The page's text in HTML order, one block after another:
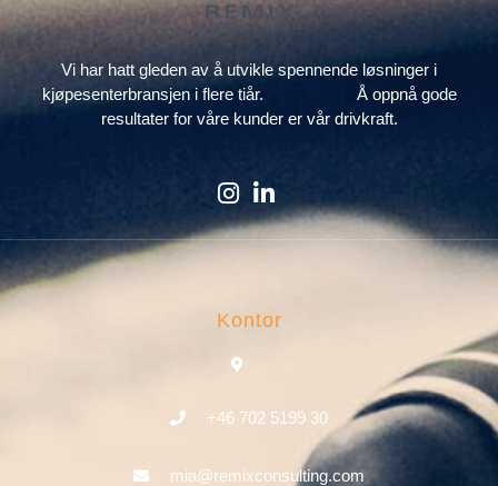
Vi har hatt gleden av å utvikle spennende løsninger i
kjøpesenterbransjen i flere tiår. Å oppnå gode
resultater for våre kunder er vår drivkraft.
Kontor
+46 702 5199 30
mia@remixconsulting.com